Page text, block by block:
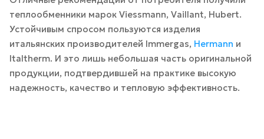
теплообменники марок Viessmann, Vaillant, Hubert.
Устойчивым спросом пользуются изделия
итальянских производителей Immergas, Hermann и
Italtherm. И это лишь небольшая часть оригинальной
продукции, подтвердившей на практике высокую
надежность, качество и тепловую эффективность.